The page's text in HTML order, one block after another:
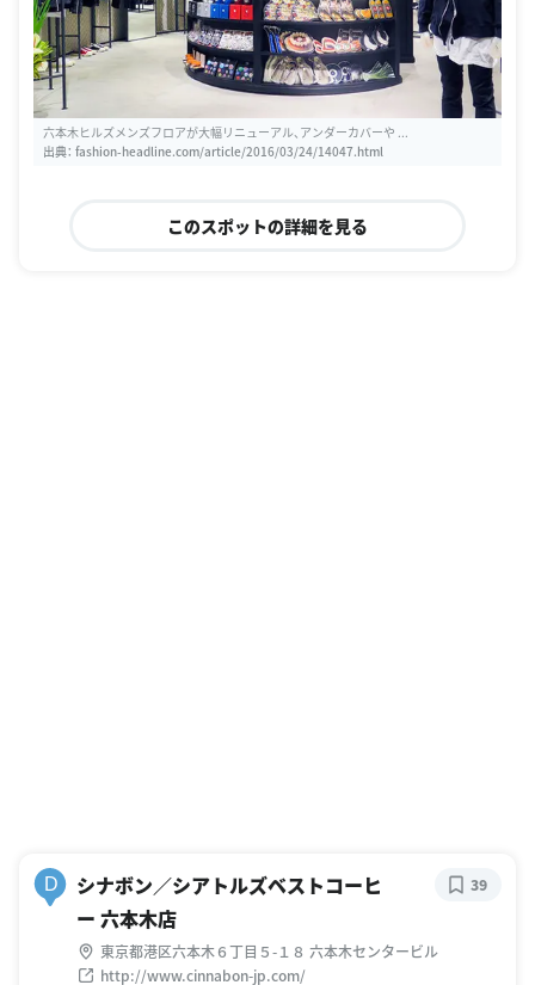
六本木ヒルズメンズフロアが大幅リニューアル、アンダーカバーや ...
出典： fashion-headline.com/article/2016/03/24/14047.html
このスポットの詳細を見る
D
シナボン／シアトルズベストコーヒ
ー 六本木店
東京都港区六本木６丁目５-１８ 六本木センタービル
http://www.cinnabon-jp.com/
39